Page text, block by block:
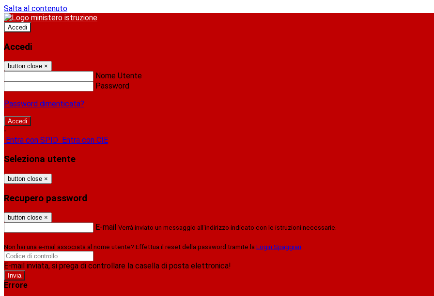
Salta al contenuto
Accedi
Accedi
button close ×
Nome Utente
Password
Password dimenticata?
-
Entra con SPID Entra con CIE
Seleziona utente
button close ×
Recupero password
button close ×
E-mail Verrà inviato un messaggio all'indirizzo indicato con le istruzioni necessarie.
Non hai una e-mail associata al nome utente? Effettua il reset della password tramite la Login Spaggiari
E-mail inviata, si prega di controllare la casella di posta elettronica!
Errore